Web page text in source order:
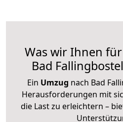
Was wir Ihnen
Bad
Ein Umzug nach Bad
Herausforderungen mit
die Last zu erleichtern –